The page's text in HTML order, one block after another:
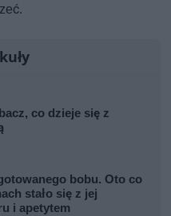
co dzieje się z
bobu. Oto co
stało się z jej
i apetytem